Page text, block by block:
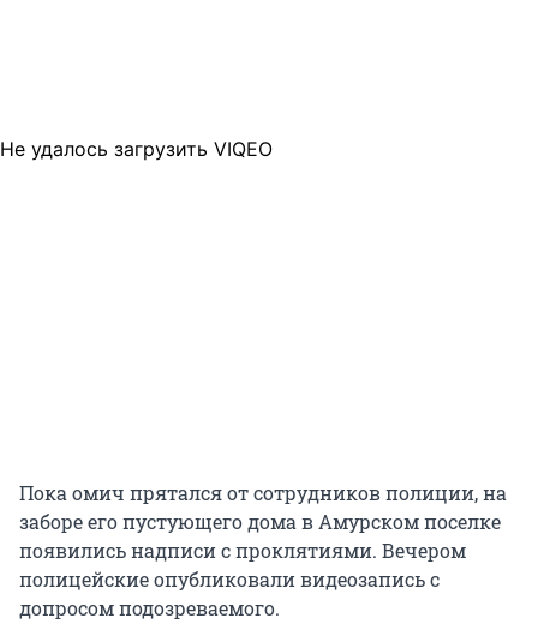
Не удалось загрузить VIQEO
Пока омич прятался от сотрудников полиции, на
заборе его пустующего дома в Амурском поселке
появились надписи с проклятиями. Вечером
полицейские опубликовали видеозапись с
допросом подозреваемого.